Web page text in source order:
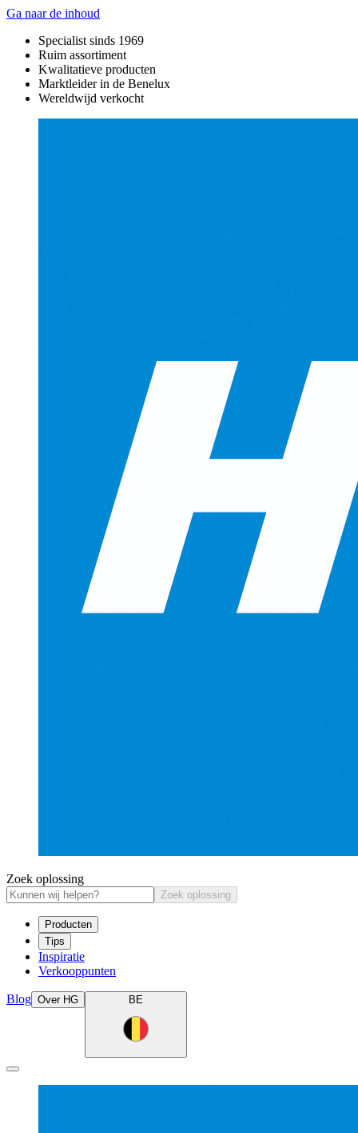
Ga naar de inhoud
Specialist sinds 1969
Ruim assortiment
Kwalitatieve producten
Marktleider in de Benelux
Wereldwijd verkocht
Zoek oplossing
Zoek oplossing
Producten
Tips
Inspiratie
Verkooppunten
Blog Over HG BE